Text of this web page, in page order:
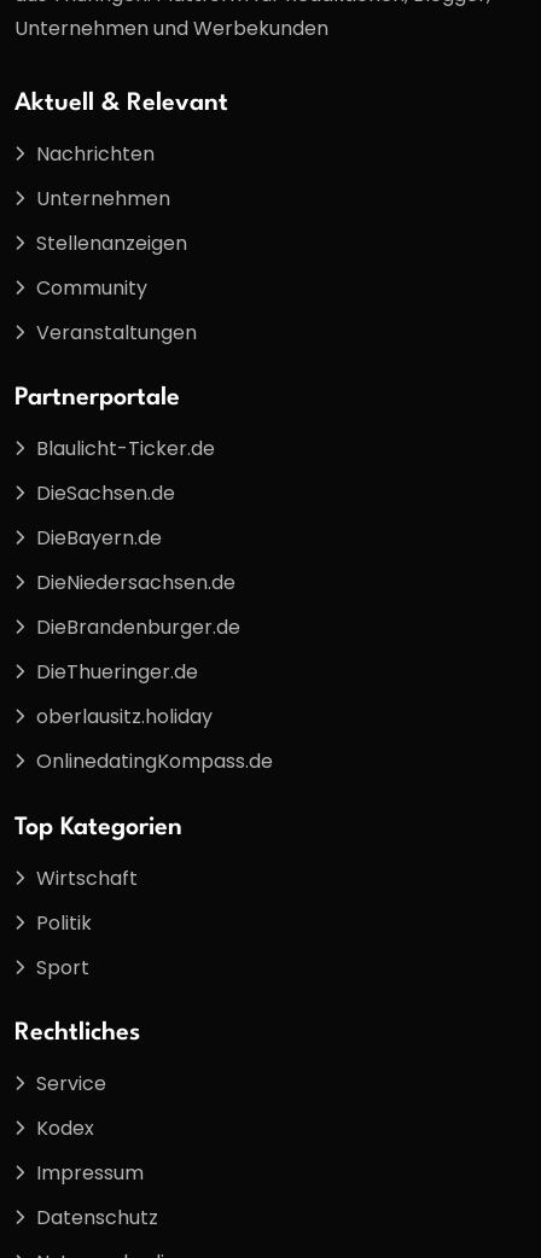
Unternehmen und Werbekunden
Aktuell & Relevant
Nachrichten
Unternehmen
Stellenanzeigen
Community
Veranstaltungen
Partnerportale
Blaulicht-Ticker.de
DieSachsen.de
DieBayern.de
DieNiedersachsen.de
DieBrandenburger.de
DieThueringer.de
oberlausitz.holiday
OnlinedatingKompass.de
Top Kategorien
Wirtschaft
Politik
Sport
Rechtliches
Service
Kodex
Impressum
Datenschutz